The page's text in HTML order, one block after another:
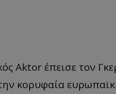
Aktor έπεισε τον
κορυφαία